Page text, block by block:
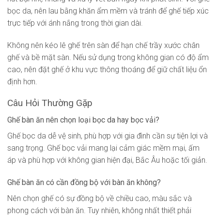
bọc da, nên lau bằng khăn ẩm mềm và tránh để ghế tiếp xúc
trực tiếp với ánh nắng trong thời gian dài.
Không nên kéo lê ghế trên sàn để hạn chế trầy xước chân
ghế và bề mặt sàn. Nếu sử dụng trong không gian có độ ẩm
cao, nên đặt ghế ở khu vực thông thoáng để giữ chất liệu ổn
định hơn.
Câu Hỏi Thường Gặp
Ghế bàn ăn nên chọn loại bọc da hay bọc vải?
Ghế bọc da dễ vệ sinh, phù hợp với gia đình cần sự tiện lợi và
sang trọng. Ghế bọc vải mang lại cảm giác mềm mại, ấm
áp và phù hợp với không gian hiện đại, Bắc Âu hoặc tối giản.
Ghế bàn ăn có cần đồng bộ với bàn ăn không?
Nên chọn ghế có sự đồng bộ về chiều cao, màu sắc và
phong cách với bàn ăn. Tuy nhiên, không nhất thiết phải